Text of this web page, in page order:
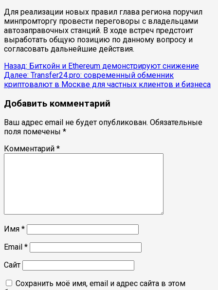
Для реализации новых правил глава региона поручил
минпромторгу провести переговоры с владельцами
автозаправочных станций. В ходе встреч предстоит
выработать общую позицию по данному вопросу и
согласовать дальнейшие действия.
Продолжить
чтение
Назад: Биткойн и Ethereum демонстрируют снижение
Далее: Transfer24.pro: современный обменник
криптовалют в Москве для частных клиентов и бизнеса
Добавить комментарий
Ваш адрес email не будет опубликован. Обязательные
поля помечены *
Комментарий *
Имя *
Email *
Сайт
Сохранить моё имя, email и адрес сайта в этом